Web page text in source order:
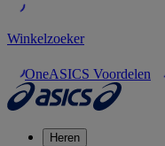
Winkelzoeker
OneASICS Voordelen
Heren